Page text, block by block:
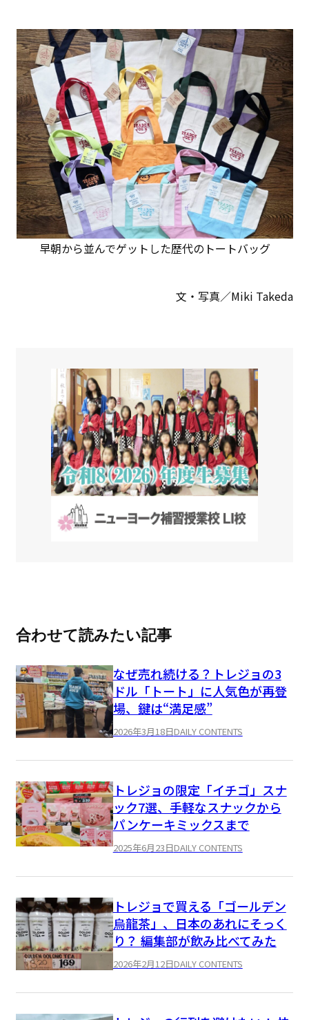
早朝から並んでゲットした歴代のトートバッグ
文・写真／Miki Takeda
合わせて読みたい記事
なぜ売れ続ける？トレジョの3
ドル「トート」に人気色が再登
場、鍵は“満足感”
2026年3月18日DAILY CONTENTS
トレジョの限定「イチゴ」スナ
ック7選、手軽なスナックから
パンケーキミックスまで
2025年6月23日DAILY CONTENTS
トレジョで買える「ゴールデン
烏龍茶」、日本のあれにそっく
り？ 編集部が飲み比べてみた
2026年2月12日DAILY CONTENTS